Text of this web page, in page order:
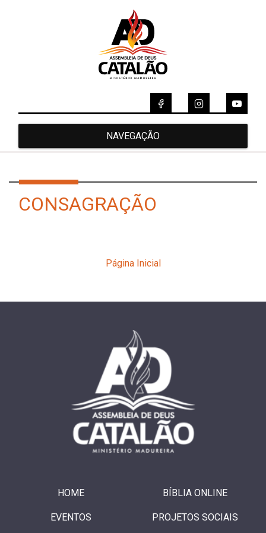
NAVEGAÇÃO
CONSAGRAÇÃO
Página Inicial
HOME BÍBLIA ONLINE
EVENTOS PROJETOS SOCIAIS